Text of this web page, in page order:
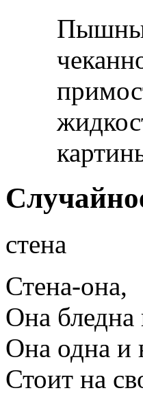
стена
Стена-она,
Она бледна
Она одна и
Стоит на